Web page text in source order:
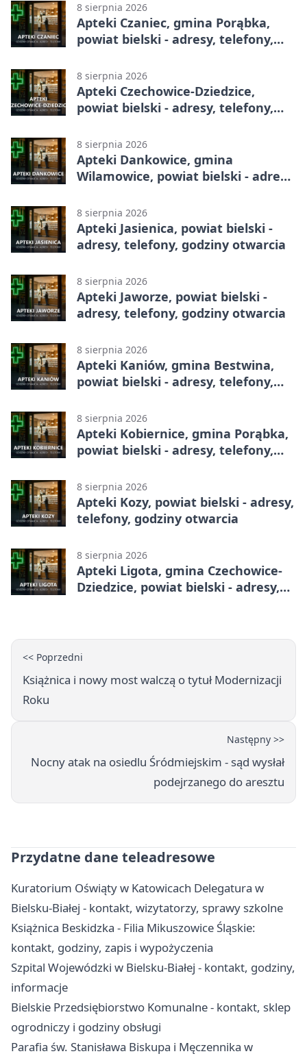
8 sierpnia 2026
Apteki Czaniec, gmina Porąbka,
powiat bielski - adresy, telefony,
8 sierpnia 2026
Apteki Czechowice-Dziedzice,
powiat bielski - adresy, telefony,
8 sierpnia 2026
Apteki Dankowice, gmina
Wilamowice, powiat bielski - adresy,
8 sierpnia 2026
Apteki Jasienica, powiat bielski -
adresy, telefony, godziny otwarcia
8 sierpnia 2026
Apteki Jaworze, powiat bielski -
adresy, telefony, godziny otwarcia
8 sierpnia 2026
Apteki Kaniów, gmina Bestwina,
powiat bielski - adresy, telefony,
8 sierpnia 2026
Apteki Kobiernice, gmina Porąbka,
powiat bielski - adresy, telefony,
8 sierpnia 2026
Apteki Kozy, powiat bielski - adresy,
telefony, godziny otwarcia
8 sierpnia 2026
Apteki Ligota, gmina Czechowice-
Dziedzice, powiat bielski - adresy,
<< Poprzedni
Książnica i nowy most walczą o tytuł Modernizacji
Roku
Następny >>
Nocny atak na osiedlu Śródmiejskim - sąd wysłał
podejrzanego do aresztu
Przydatne dane teleadresowe
Kuratorium Oświąty w Katowicach Delegatura w
Bielsku-Białej - kontakt, wizytatorzy, sprawy szkolne
Książnica Beskidzka - Filia Mikuszowice Śląskie:
kontakt, godziny, zapis i wypożyczenia
Szpital Wojewódzki w Bielsku-Białej - kontakt, godziny,
informacje
Bielskie Przedsiębiorstwo Komunalne - kontakt, sklep
ogrodniczy i godziny obsługi
Parafia św. Stanisława Biskupa i Męczennika w